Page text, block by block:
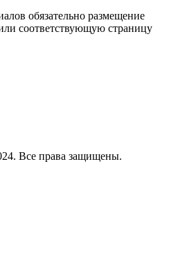
обязательно размещение
соответствующую страницу
Все права защищены.